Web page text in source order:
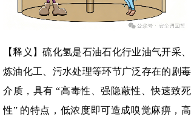
【释义】硫化氢是石油石化行业油气开采、
炼油化工、污水处理等环节广泛存在的剧毒
介质，具有 “高毒性、强隐蔽性、快速致死
性” 的特点，低浓度即可造成嗅觉麻痹，高